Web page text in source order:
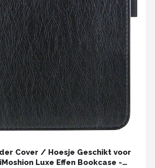
Cover / Hoesje Geschikt voor
Luxe Effen Bookcase -